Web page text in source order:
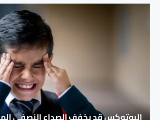
البوتوكس قد يخفف الصداع النصفي